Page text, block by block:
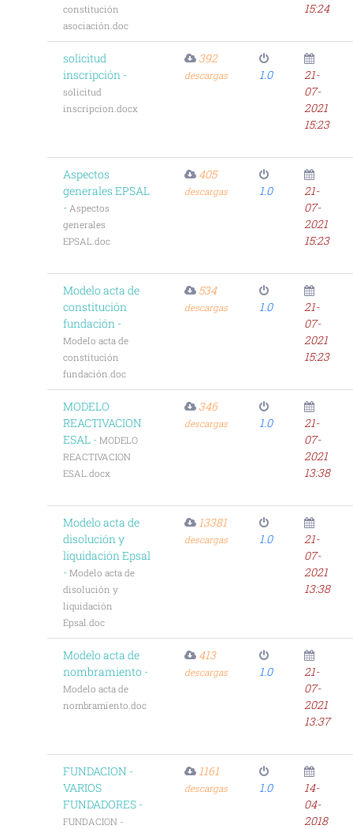
constitución
asociación.doc
15:24
solicitud
inscripción -
solicitud
inscripcion.docx
392
descargas 1.0
21-
07-
2021
15:23
Aspectos
generales EPSAL
- Aspectos
generales
EPSAL.doc
405
descargas 1.0
21-
07-
2021
15:23
Modelo acta de
constitución
fundación -
Modelo acta de
constitución
fundación.doc
534
descargas 1.0
21-
07-
2021
15:23
MODELO
REACTIVACION
ESAL - MODELO
REACTIVACION
ESAL.docx
346
descargas 1.0
21-
07-
2021
13:38
Modelo acta de
disolución y
liquidación Epsal
- Modelo acta de
disolución y
liquidación
Epsal.doc
13381
descargas 1.0
21-
07-
2021
13:38
Modelo acta de
nombramiento -
Modelo acta de
nombramiento.doc
413
descargas 1.0
21-
07-
2021
13:37
FUNDACION -
VARIOS
FUNDADORES -
FUNDACION -
1161
descargas 1.0
14-
04-
2018